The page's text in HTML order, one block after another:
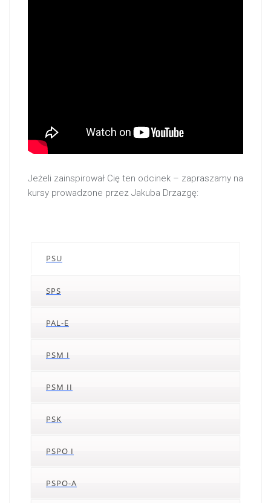
Jeżeli zainspirował Cię ten odcinek – zapraszamy na
kursy prowadzone przez Jakuba Drzazgę:
PSU
SPS
PAL-E
PSM I
PSM II
PSK
PSPO I
PSPO-A